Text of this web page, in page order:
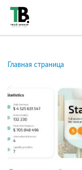
Главная страница